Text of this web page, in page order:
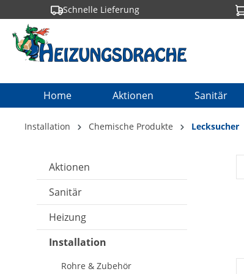
Zur Hauptnavigation springen
Schnelle Lieferung
Home Aktionen Sanitär
Installation Chemische Produkte Lecksucher
Aktionen
Sanitär
Heizung
Installation
Rohre & Zubehör